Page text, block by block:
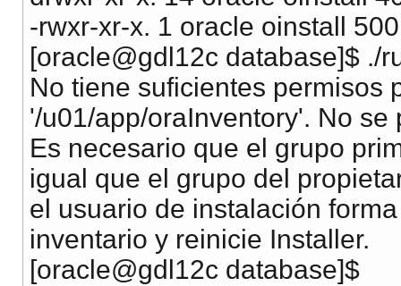
-rwxr-xr-x. 1 oracle oinstall
[oracle@gdl12c database]$ ./
No tiene suficientes permisos
'/u01/app/oraInventory'. No
Es necesario que el grupo
igual que el grupo del
el usuario de instalación
inventario y reinicie Installer.
[oracle@gdl12c database]$